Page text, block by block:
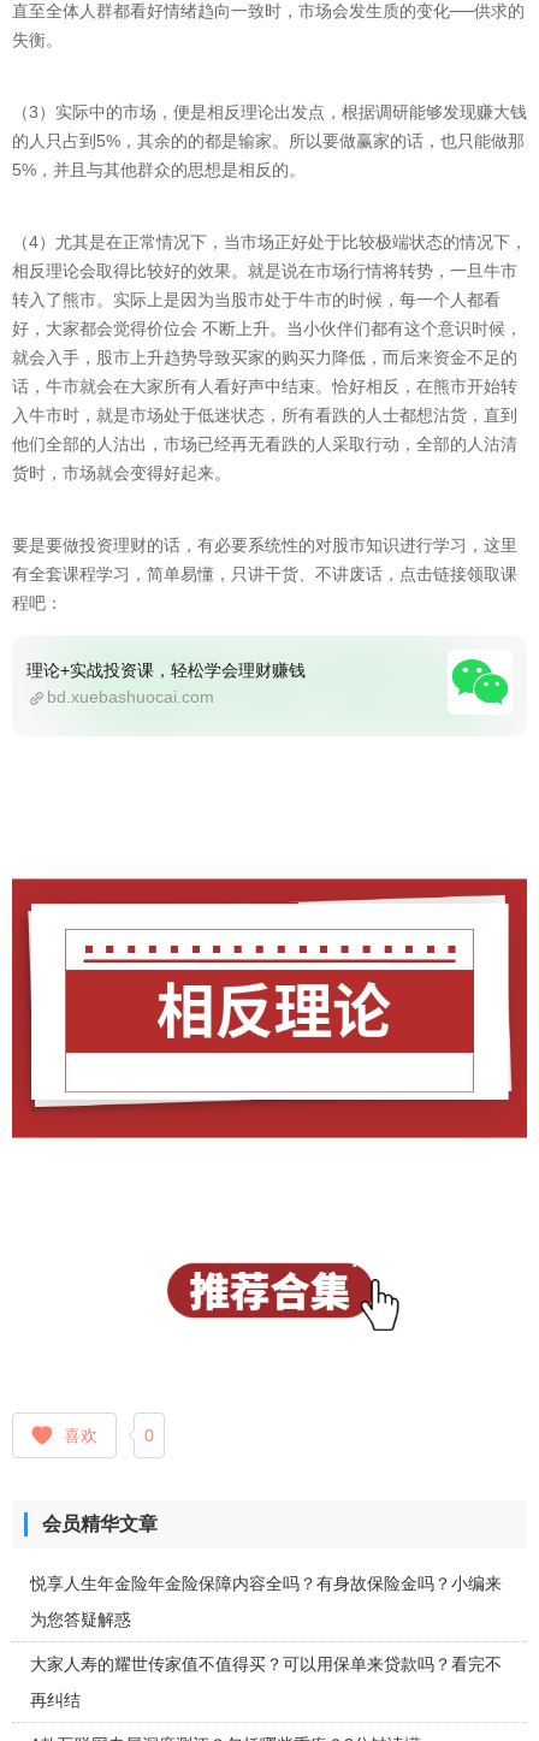
直至全体人群都看好情绪趋向一致时，市场会发生质的变化──供求的
失衡。
（3）实际中的市场，便是相反理论出发点，根据调研能够发现赚大钱
的人只占到5%，其余的的都是输家。所以要做赢家的话，也只能做那
5%，并且与其他群众的思想是相反的。
（4）尤其是在正常情况下，当市场正好处于比较极端状态的情况下，
相反理论会取得比较好的效果。就是说在市场行情将转势，一旦牛市
转入了熊市。实际上是因为当股市处于牛市的时候，每一个人都看
好，大家都会觉得价位会 不断上升。当小伙伴们都有这个意识时候，
就会入手，股市上升趋势导致买家的购买力降低，而后来资金不足的
话，牛市就会在大家所有人看好声中结束。恰好相反，在熊市开始转
入牛市时，就是市场处于低迷状态，所有看跌的人士都想沽货，直到
他们全部的人沽出，市场已经再无看跌的人采取行动，全部的人沽清
货时，市场就会变得好起来。
要是要做投资理财的话，有必要系统性的对股市知识进行学习，这里
有全套课程学习，简单易懂，只讲干货、不讲废话，点击链接领取课
程吧：
理论+实战投资课，轻松学会理财赚钱
bd.xuebashuocai.com
喜欢 0
会员精华文章
悦享人生年金险年金险保障内容全吗？有身故保险金吗？小编来
为您答疑解惑
大家人寿的耀世传家值不值得买？可以用保单来贷款吗？看完不
再纠结